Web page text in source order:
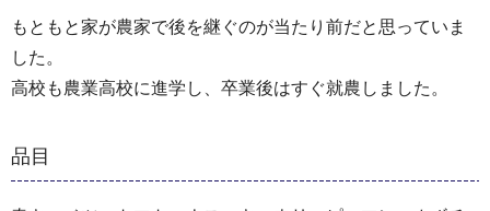
もともと家が農家で後を継ぐのが当たり前だと思っていま
した。
高校も農業高校に進学し、卒業後はすぐ就農しました。
品目